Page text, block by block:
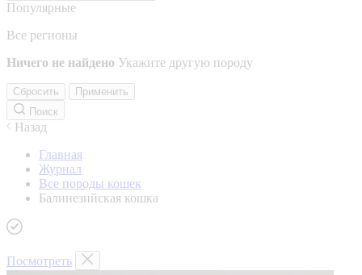
Популярные
Все регионы
Ничего не найдено Укажите другую породу
Сбросить
Применить
Поиск
Назад
Главная
Журнал
Все породы кошек
Балинезийская кошка
Посмотреть